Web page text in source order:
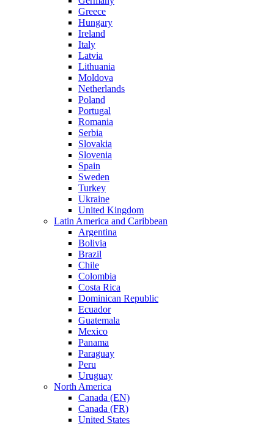
Greece
Hungary
Ireland
Italy
Latvia
Lithuania
Moldova
Netherlands
Poland
Portugal
Romania
Serbia
Slovakia
Slovenia
Spain
Sweden
Turkey
Ukraine
United Kingdom
Latin America and Caribbean
Argentina
Bolivia
Brazil
Chile
Colombia
Costa Rica
Dominican Republic
Ecuador
Guatemala
Mexico
Panama
Paraguay
Peru
Uruguay
North America
Canada (EN)
Canada (FR)
United States